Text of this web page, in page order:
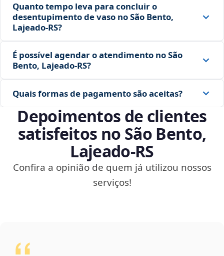
Quanto tempo leva para concluir o
desentupimento de vaso no São Bento,
Lajeado‑RS?
É possível agendar o atendimento no São
Bento, Lajeado‑RS?
Quais formas de pagamento são aceitas?
Depoimentos de clientes
satisfeitos no São Bento,
Lajeado‑RS
Confira a opinião de quem já utilizou nossos
serviços!